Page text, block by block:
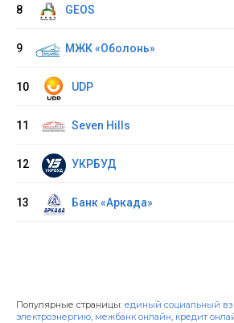
8 GEOS
9 МЖК «Оболонь»
10 UDP
11 Seven Hills
12 УКРБУД
13 Банк «Аркада»
Популярные страницы: единый социальный
электроэнергию, межбанк онлайн, кредит